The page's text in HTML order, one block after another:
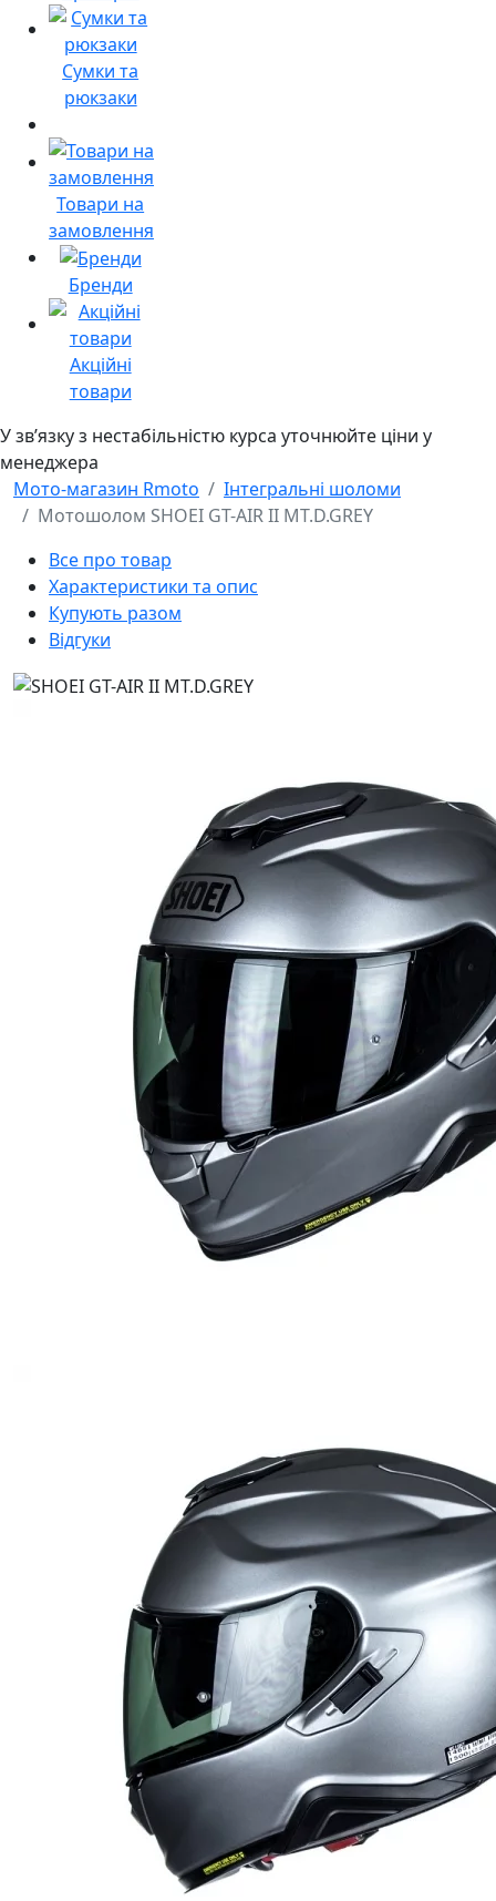
Сумки та
рюкзаки
Товари на
замовлення
Бренди
Акційні
товари
У звʼязку з нестабільністю курса уточнюйте ціни у
менеджера
Мото-магазин Rmoto
Інтегральні шоломи
Мотошолом SHOEI GT-AIR II MT.D.GREY
Все про товар
Характеристики та опис
Купують разом
Відгуки